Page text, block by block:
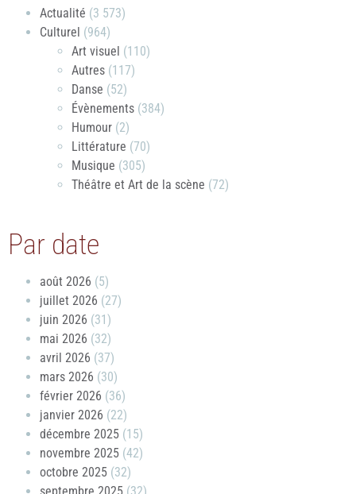
Actualité (3 573)
Culturel (964)
Art visuel (110)
Autres (117)
Danse (52)
Évènements (384)
Humour (2)
Littérature (70)
Musique (305)
Théâtre et Art de la scène (72)
Par date
août 2026 (5)
juillet 2026 (27)
juin 2026 (31)
mai 2026 (32)
avril 2026 (37)
mars 2026 (30)
février 2026 (36)
janvier 2026 (22)
décembre 2025 (15)
novembre 2025 (42)
octobre 2025 (32)